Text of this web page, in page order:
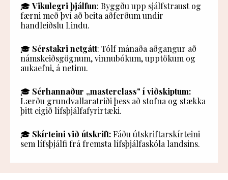
🎓Vikulegri þjálfun: Byggðu upp sjálfstraust og
færni með því að beita aðferðum undir
handleiðslu Lindu.
🎓 Sérstakri netgátt: Tólf mánaða aðgangur að
námskeiðsgögnum, vinnubókum, upptökum og
aukaefni, á netinu.
🎓 Sérhannaður „masterclass" í viðskiptum:
Lærðu grundvallaratriði þess að stofna og stækka
þitt eigið lífsþjálfafyrirtæki.
🎓 Skírteinivið útskrift:Fáðu útskriftarskírteini
sem lífsþjálfi frá fremsta lífsþjálfaskóla landsins.